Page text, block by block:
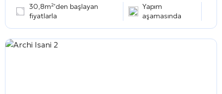
30,8m²'den başlayan
fiyatlarla
Yapım
aşamasında